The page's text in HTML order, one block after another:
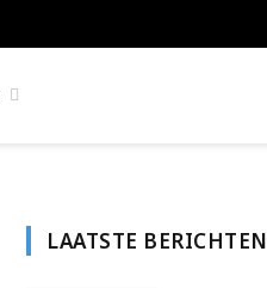
LAATSTE BERICHTEN